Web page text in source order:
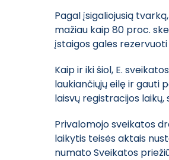
Pagal įsigaliojusią
mažiau kaip 80 proc.
įstaigos galės
Kaip ir iki šiol, E.
laukiančiųjų eilę ir gauti
laisvų registracijos
Privalomojo sveikatos
laikytis teisės aktais
numato Sveikatos